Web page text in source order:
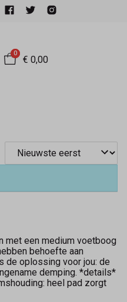
0
€ 0,00
met een medium voetboog
behoefte aan
de oplossing voor jou: de
demping. *details*
heel pad zorgt